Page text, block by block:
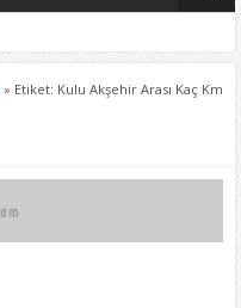
» Etiket: Kulu Akşehir Arası Kaç Km